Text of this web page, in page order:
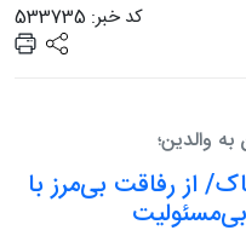
کد خبر: 533735
والدین؛
از رفاقت بی‌مرز با
بی‌مسئولیت